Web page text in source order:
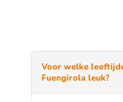
Voor welke
Fuengirola leuk?